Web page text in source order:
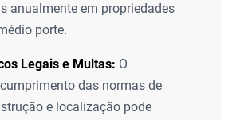
anualmente em propriedades
porte.
Legais e Multas: O
das normas de
e localização pode